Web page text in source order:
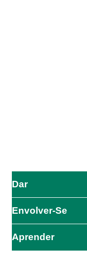
Dar
Envolver-Se
Aprender